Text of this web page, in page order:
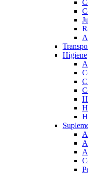
Higiene